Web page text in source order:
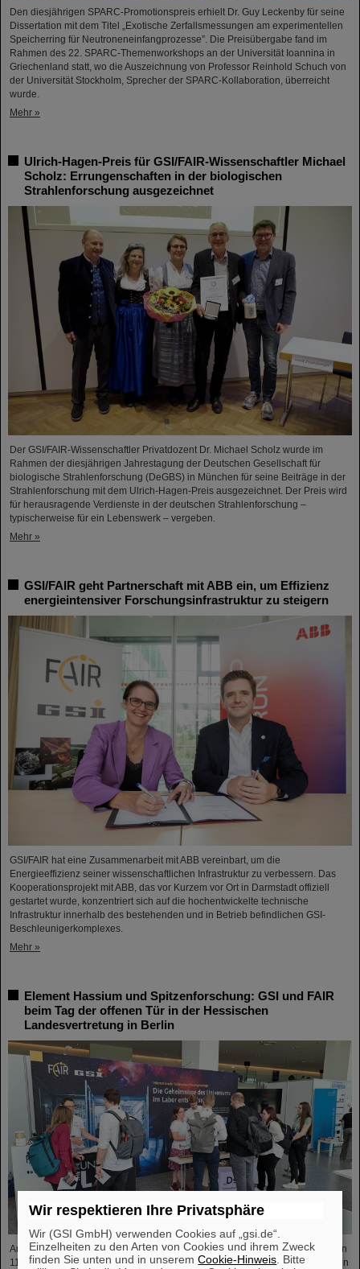
Den diesjährigen SPARC-Promotionspreis erhielt Dr. Guy Leckenby für seine
Dissertation mit dem Titel „Exotische Zerfallsmessungen am experimentellen
Speicherring für Neutroneneinfangprozesse”. Die Preisübergabe fand im
Rahmen des 22. SPARC-Themenworkshops an der Universität Ioannina in
Griechenland statt, wo die Auszeichnung von Professor Reinhold Schuch von
der Universität Stockholm, Sprecher der SPARC-Kollaboration, überreicht
wurde.
Mehr »
Ulrich-Hagen-Preis für GSI/FAIR-Wissenschaftler Michael
Scholz: Errungenschaften in der biologischen
Strahlenforschung ausgezeichnet
Der GSI/FAIR-Wissenschaftler Privatdozent Dr. Michael Scholz wurde im
Rahmen der diesjährigen Jahrestagung der Deutschen Gesellschaft für
biologische Strahlenforschung (DeGBS) in München für seine Beiträge in der
Strahlenforschung mit dem Ulrich-Hagen-Preis ausgezeichnet. Der Preis wird
für herausragende Verdienste in der deutschen Strahlenforschung –
typischerweise für ein Lebenswerk – vergeben.
Mehr »
GSI/FAIR geht Partnerschaft mit ABB ein, um Effizienz
energieintensiver Forschungsinfrastruktur zu steigern
GSI/FAIR hat eine Zusammenarbeit mit ABB vereinbart, um die
Energieeffizienz seiner wissenschaftlichen Infrastruktur zu verbessern. Das
Kooperationsprojekt mit ABB, das vor Kurzem vor Ort in Darmstadt offiziell
gestartet wurde, konzentriert sich auf die hochentwickelte technische
Infrastruktur innerhalb des bestehenden und in Betrieb befindlichen GSI-
Beschleunigerkomplexes.
Mehr »
Element Hassium und Spitzenforschung: GSI und FAIR
beim Tag der offenen Tür in der Hessischen
Landesvertretung in Berlin
Am Freitag, den 3. Oktober, lädt die Hessische Landesvertretung in Berlin von
11:00 bis 18:00 Uhr zum Tag der offenen Tür ein. Besucher*innen erwartet ein
Wir respektieren Ihre Privatsphäre
Wir (GSI GmbH) verwenden Cookies auf „gsi.de“.
Einzelheiten zu den Arten von Cookies und ihrem Zweck
finden Sie unten und in unseremCookie-Hinweis . Bitte